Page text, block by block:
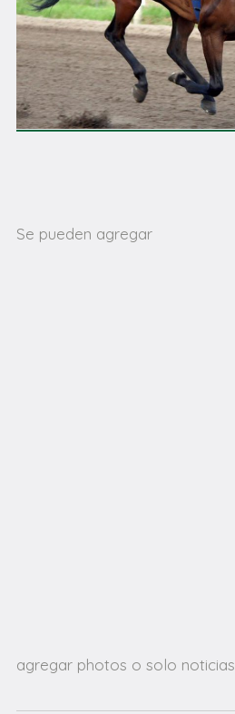
Se pueden agregar
agregar photos o solo noticias